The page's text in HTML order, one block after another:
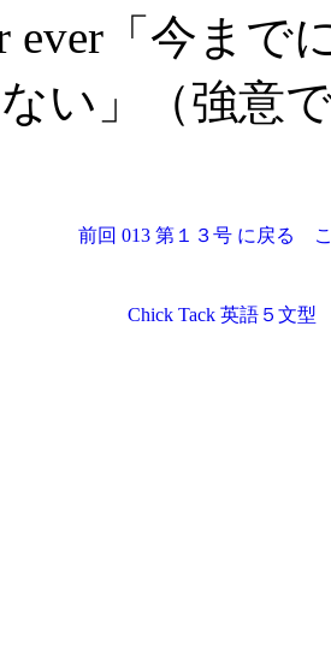
ever「今ま
い」（強意で
前回 013 第１３号 に戻る
Chick Tack 英語５文型